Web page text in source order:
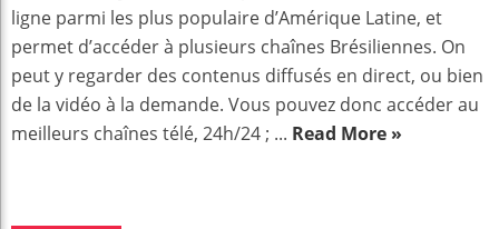
ligne parmi les plus populaire d’Amérique Latine, et
permet d’accéder à plusieurs chaînes Brésiliennes. On
peut y regarder des contenus diffusés en direct, ou bien
de la vidéo à la demande. Vous pouvez donc accéder au
meilleurs chaînes télé, 24h/24 ; ... Read More »